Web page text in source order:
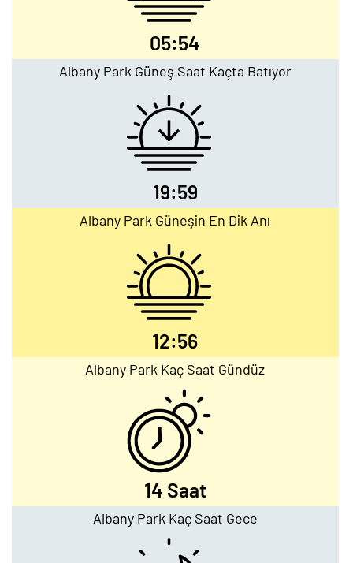
05:54
Albany Park Güneş Saat Kaçta Batıyor
19:59
Albany Park Güneşin En Dik Anı
12:56
Albany Park Kaç Saat Gündüz
14 Saat
Albany Park Kaç Saat Gece